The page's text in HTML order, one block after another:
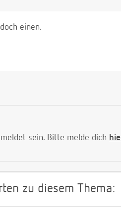
einen.
sein. Bitte melde dich
zu diesem Thema: